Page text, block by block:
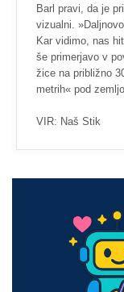
Barl pravi, da je
vizualni.
Kar vidimo, nas
še primerjavo v
žice na približno
metrih« pod
VIR: Naš Stik